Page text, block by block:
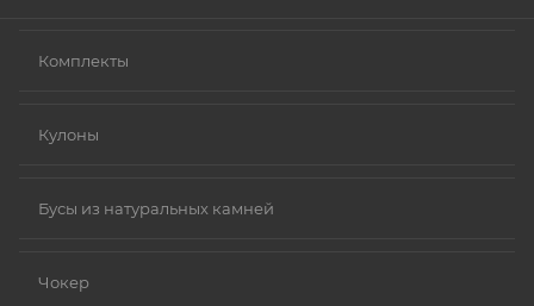
Комплекты
Кулоны
Бусы из натуральных камней
Чокер